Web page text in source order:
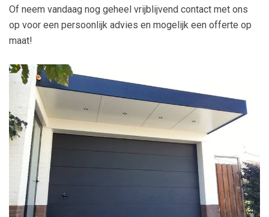
Of neem vandaag nog geheel vrijblijvend contact met ons
op voor een persoonlijk advies en mogelijk een offerte op
maat!